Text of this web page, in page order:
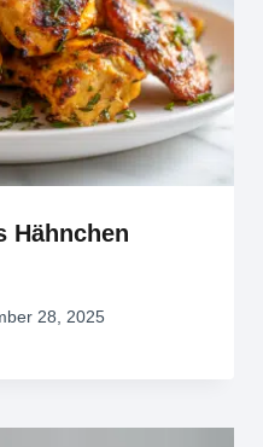
Hähnchen
28, 2025